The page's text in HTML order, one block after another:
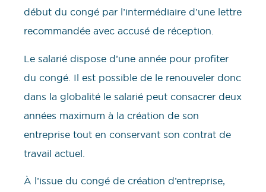
début du congé par l’intermédiaire d’une lettre
recommandée avec accusé de réception.
Le salarié dispose d’une année pour profiter
du congé. Il est possible de le renouveler donc
dans la globalité le salarié peut consacrer deux
années maximum à la création de son
entreprise tout en conservant son contrat de
travail actuel.
À l’issue du congé de création d’entreprise,